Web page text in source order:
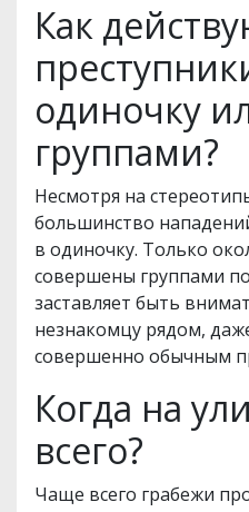
Как
одиночку
группами?
Несмотря на
большинство
в одиночку. Только
совершены группами
заставляет быть
незнакомцу рядом,
совершенно обычным
Когда на
всего?
Чаще всего грабежи